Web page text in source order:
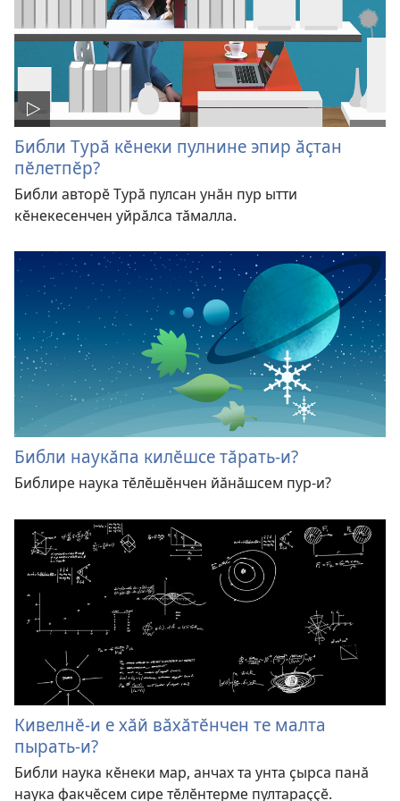
Библи Турӑ кӗнеки пулнине эпир ӑҫтан
пӗлетпӗр?
Библи авторӗ Турӑ пулсан унӑн пур ытти
кӗнекесенчен уйрӑлса тӑмалла.
Библи наукӑпа килӗшсе тӑрать-и?
Библире наука тӗлӗшӗнчен йӑнӑшсем пур-и?
Кивелнӗ-и е хӑй вӑхӑтӗнчен те малта
пырать-и?
Библи наука кӗнеки мар, анчах та унта ҫырса панӑ
наука факчӗсем сире тӗлӗнтерме пултараҫҫӗ.